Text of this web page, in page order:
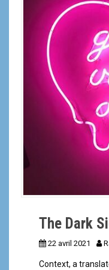
The Dark
22 avril 2021
Context, a